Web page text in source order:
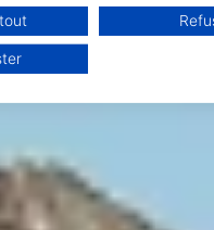
par le biais de statistiques ou
différentes sources. Développer
limitées pour sélectionner
amples informations sur
partagées en dehors de
(1 IAB Vendors)
aux fins suivantes :